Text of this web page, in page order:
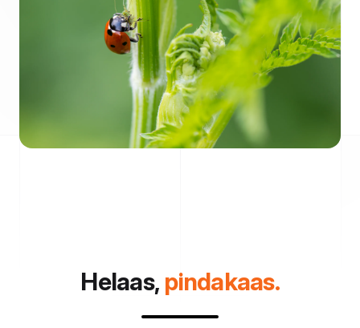
Helaas, pindakaas.